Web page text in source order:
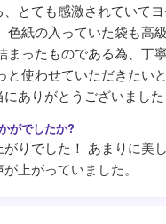
とても感激されていて
色紙の入っていた袋も高
まったものである為、丁
と使わせていただきたい
ありがとうございました
りでした！ あまりに美
上がっていました。